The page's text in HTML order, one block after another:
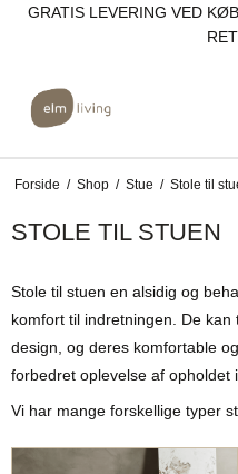
GRATIS LEVERING VED
Forside / Shop / Stue / Stole til
STOLE TIL STUEN
Stole til stuen en alsidig og
komfort til indretningen. De
design, og deres komfortable
forbedret oplevelse af opholdet i
Vi har mange forskellige typer